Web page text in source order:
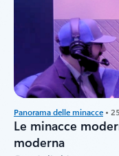
Panorama delle minacce •
Le minacce
moderna